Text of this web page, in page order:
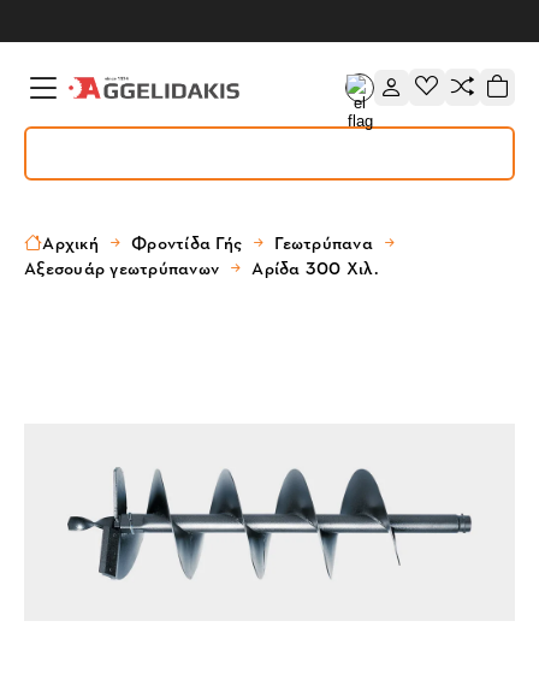
Αρχική Φροντίδα Γής
Γεωτρύπανα
Αξεσουάρ γεωτρύπανων
Αρίδα 300 Χιλ.